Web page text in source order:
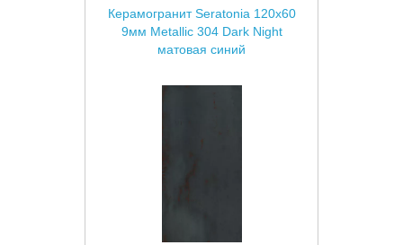
Керамогранит Seratonia 120x60
9мм Metallic 304 Dark Night
матовая синий